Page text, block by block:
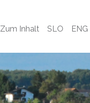
Zum Inhalt SLO ENG